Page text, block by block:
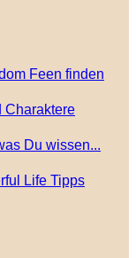
Feen finden
Charaktere
Du wissen...
Life Tipps